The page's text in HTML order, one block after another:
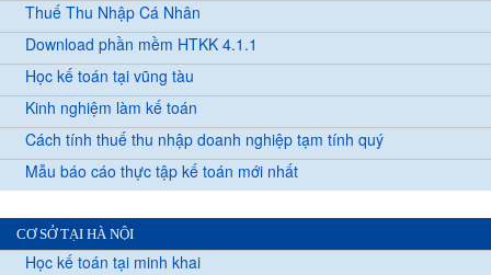
Thuế Thu Nhập Cá Nhân
Download phần mềm HTKK 4.1.1
Học kế toán tại vũng tàu
Kinh nghiệm làm kế toán
Cách tính thuế thu nhập doanh nghiệp tạm tính quý
Mẫu báo cáo thực tập kế toán mới nhất
CƠ SỞ TẠI HÀ NỘI
Học kế toán tại minh khai